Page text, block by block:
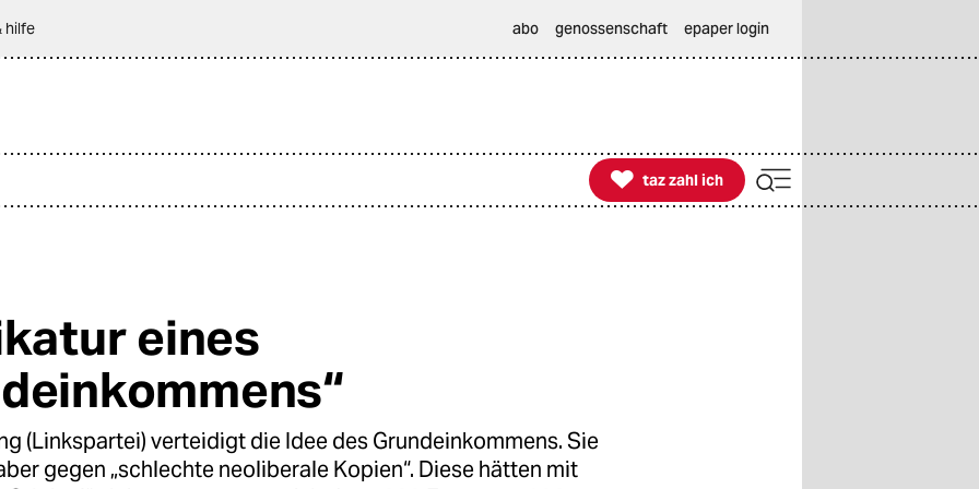
hilfe abo genossenschaft epaper login

taz zahl ich
taz zahl ich
eines
(Linkspartei) verteidigt die Idee des Grundeinkommens. Sie
gegen „schlechte neoliberale Kopien“. Diese hätten mit